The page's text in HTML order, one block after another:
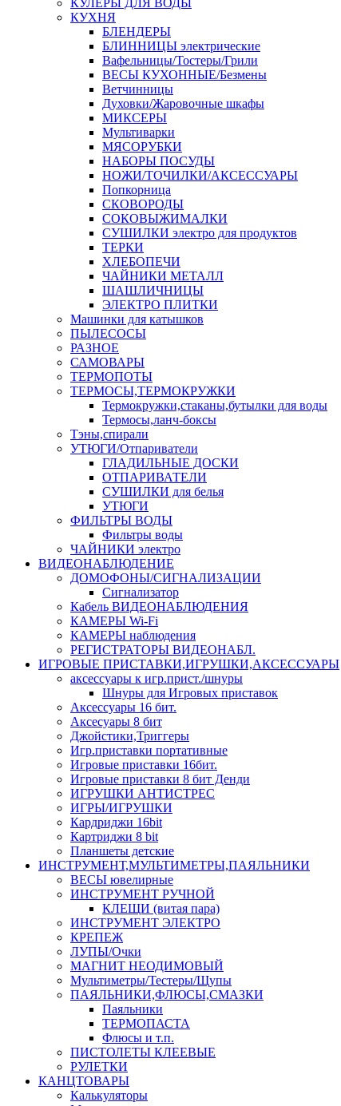
КУЛЕРЫ ДЛЯ ВОДЫ
КУХНЯ
БЛЕНДЕРЫ
БЛИННИЦЫ электрические
Вафельницы/Тостеры/Грили
ВЕСЫ КУХОННЫЕ/Безмены
Ветчинницы
Духовки/Жаровочные шкафы
МИКСЕРЫ
Мультиварки
МЯСОРУБКИ
НАБОРЫ ПОСУДЫ
НОЖИ/ТОЧИЛКИ/АКСЕССУАРЫ
Попкорница
СКОВОРОДЫ
СОКОВЫЖИМАЛКИ
СУШИЛКИ электро для продуктов
ТЕРКИ
ХЛЕБОПЕЧИ
ЧАЙНИКИ МЕТАЛЛ
ШАШЛИЧНИЦЫ
ЭЛЕКТРО ПЛИТКИ
Машинки для катышков
ПЫЛЕСОСЫ
РАЗНОЕ
САМОВАРЫ
ТЕРМОПОТЫ
ТЕРМОСЫ,ТЕРМОКРУЖКИ
Термокружки,стаканы,бутылки для воды
Термосы,ланч-боксы
Тэны,спирали
УТЮГИ/Отпариватели
ГЛАДИЛЬНЫЕ ДОСКИ
ОТПАРИВАТЕЛИ
СУШИЛКИ для белья
УТЮГИ
ФИЛЬТРЫ ВОДЫ
Фильтры воды
ЧАЙНИКИ электро
ВИДЕОНАБЛЮДЕНИЕ
ДОМОФОНЫ/СИГНАЛИЗАЦИИ
Сигнализатор
Кабель ВИДЕОНАБЛЮДЕНИЯ
КАМЕРЫ Wi-Fi
КАМЕРЫ наблюдения
РЕГИСТРАТОРЫ ВИДЕОНАБЛ.
ИГРОВЫЕ ПРИСТАВКИ,ИГРУШКИ,АКСЕССУАРЫ
аксесcуары к игр.прист./шнуры
Шнуры для Игровых приставок
Аксессуары 16 бит.
Аксесуары 8 бит
Джойстики,Триггеры
Игр.приставки портативные
Игровые приставки 16бит.
Игровые приставки 8 бит Денди
ИГРУШКИ АНТИСТРЕС
ИГРЫ/ИГРУШКИ
Кардриджи 16bit
Картриджи 8 bit
Планшеты детские
ИНСТРУМЕНТ,МУЛЬТИМЕТРЫ,ПАЯЛЬНИКИ
ВЕСЫ ювелирные
ИНСТРУМЕНТ РУЧНОЙ
КЛЕЩИ (витая пара)
ИНСТРУМЕНТ ЭЛЕКТРО
КРЕПЕЖ
ЛУПЫ/Очки
МАГНИТ НЕОДИМОВЫЙ
Мультиметры/Тестеры/Щупы
ПАЯЛЬНИКИ,ФЛЮСЫ,СМАЗКИ
Паяльники
ТЕРМОПАСТА
Флюсы и т.п.
ПИСТОЛЕТЫ КЛЕЕВЫЕ
РУЛЕТКИ
КАНЦТОВАРЫ
Калькуляторы